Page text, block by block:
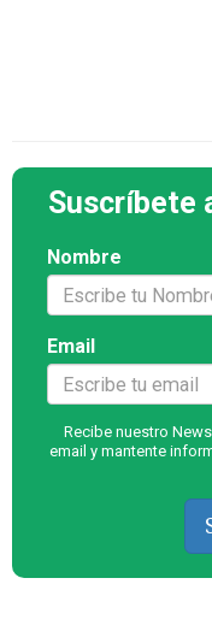
Suscríbete
Nombre
Email
Recibe nuestro
email y mantente